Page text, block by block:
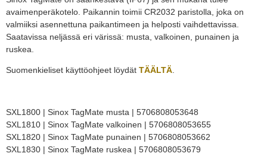
avaimenperäkotelo. Paikannin toimii CR2032 paristolla, joka on
valmiiksi asennettuna paikantimeen ja helposti vaihdettavissa.
Saatavissa neljässä eri värissä: musta, valkoinen, punainen ja
ruskea.
Suomenkieliset käyttöohjeet löydät TÄÄLTÄ.
SXL1800 | Sinox TagMate musta | 5706808053648
SXL1810 | Sinox TagMate valkoinen | 5706808053655
SXL1820 | Sinox TagMate punainen | 5706808053662
SXL1830 | Sinox TagMate ruskea | 5706808053679